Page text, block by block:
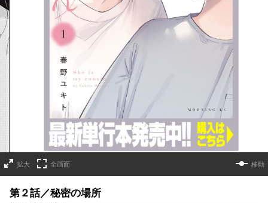
詳細ページへのリンク
拡大 全画面 移動
第２話／秘密の場所